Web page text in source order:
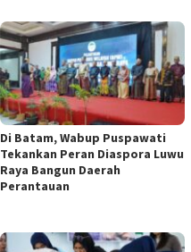
Di Batam, Wabup Puspawati
Tekankan Peran Diaspora Luwu
Raya Bangun Daerah
Perantauan